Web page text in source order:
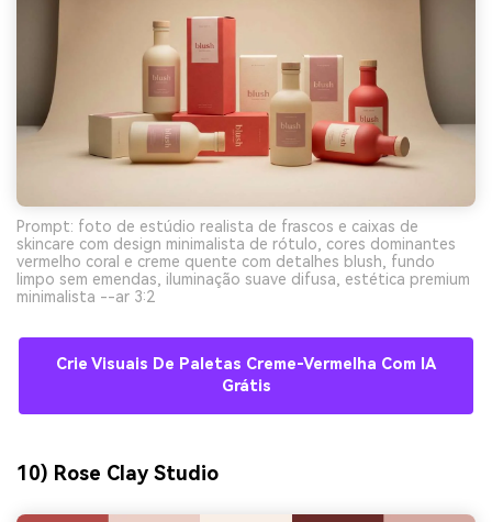
Prompt: foto de estúdio realista de frascos e caixas de
skincare com design minimalista de rótulo, cores dominantes
vermelho coral e creme quente com detalhes blush, fundo
limpo sem emendas, iluminação suave difusa, estética premium
minimalista --ar 3:2
Crie Visuais De Paletas Creme-Vermelha Com IA
Grátis
10) Rose Clay Studio